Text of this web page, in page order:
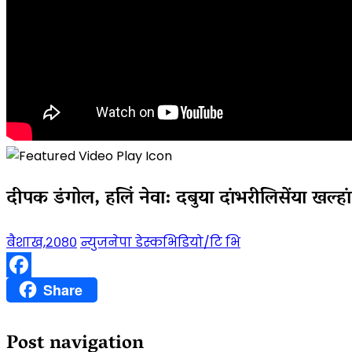
दीपक डंगोल, हलिं नेवा: दबुया दांभरीलिसेंया
बैशाख,२०८० न्युजनेपा डेस्कभिडियो/टि भि
FacebookShare
Post navigation